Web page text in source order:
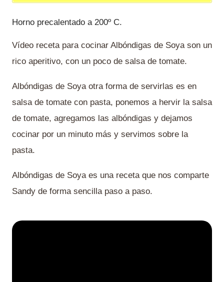
Horno precalentado a 200º C.
Vídeo receta para cocinar Albóndigas de Soya son un
rico aperitivo, con un poco de salsa de tomate.
Albóndigas de Soya otra forma de servirlas es en
salsa de tomate con pasta, ponemos a hervir la salsa
de tomate, agregamos las albóndigas y dejamos
cocinar por un minuto más y servimos sobre la
pasta.
Albóndigas de Soya es una receta que nos comparte
Sandy de forma sencilla paso a paso.